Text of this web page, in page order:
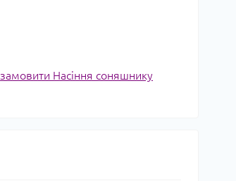
замовити Насіння соняшнику